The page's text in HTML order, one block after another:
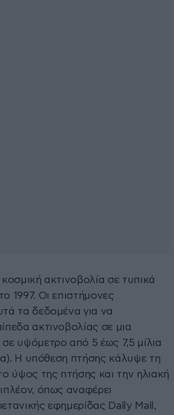
ακτινοβολία σε τυπικά
1997. Οι επιστήμονες
τα δεδομένα για να
ακτινοβολίας σε μια
υψόμετρο από 5 έως 7,5 μίλια
Η υπόθεση πτήσης κάλυψε τη
ύψος της πτήσης και την ηλιακή
όπως αναφέρει
εφημερίδας Daily Mail,